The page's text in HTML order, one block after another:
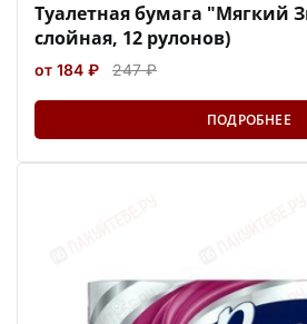
Туалетная бумага "Мягкий
слойная, 12 рулонов)
от 184 ₽ 247 ₽
ПОДРОБНЕЕ